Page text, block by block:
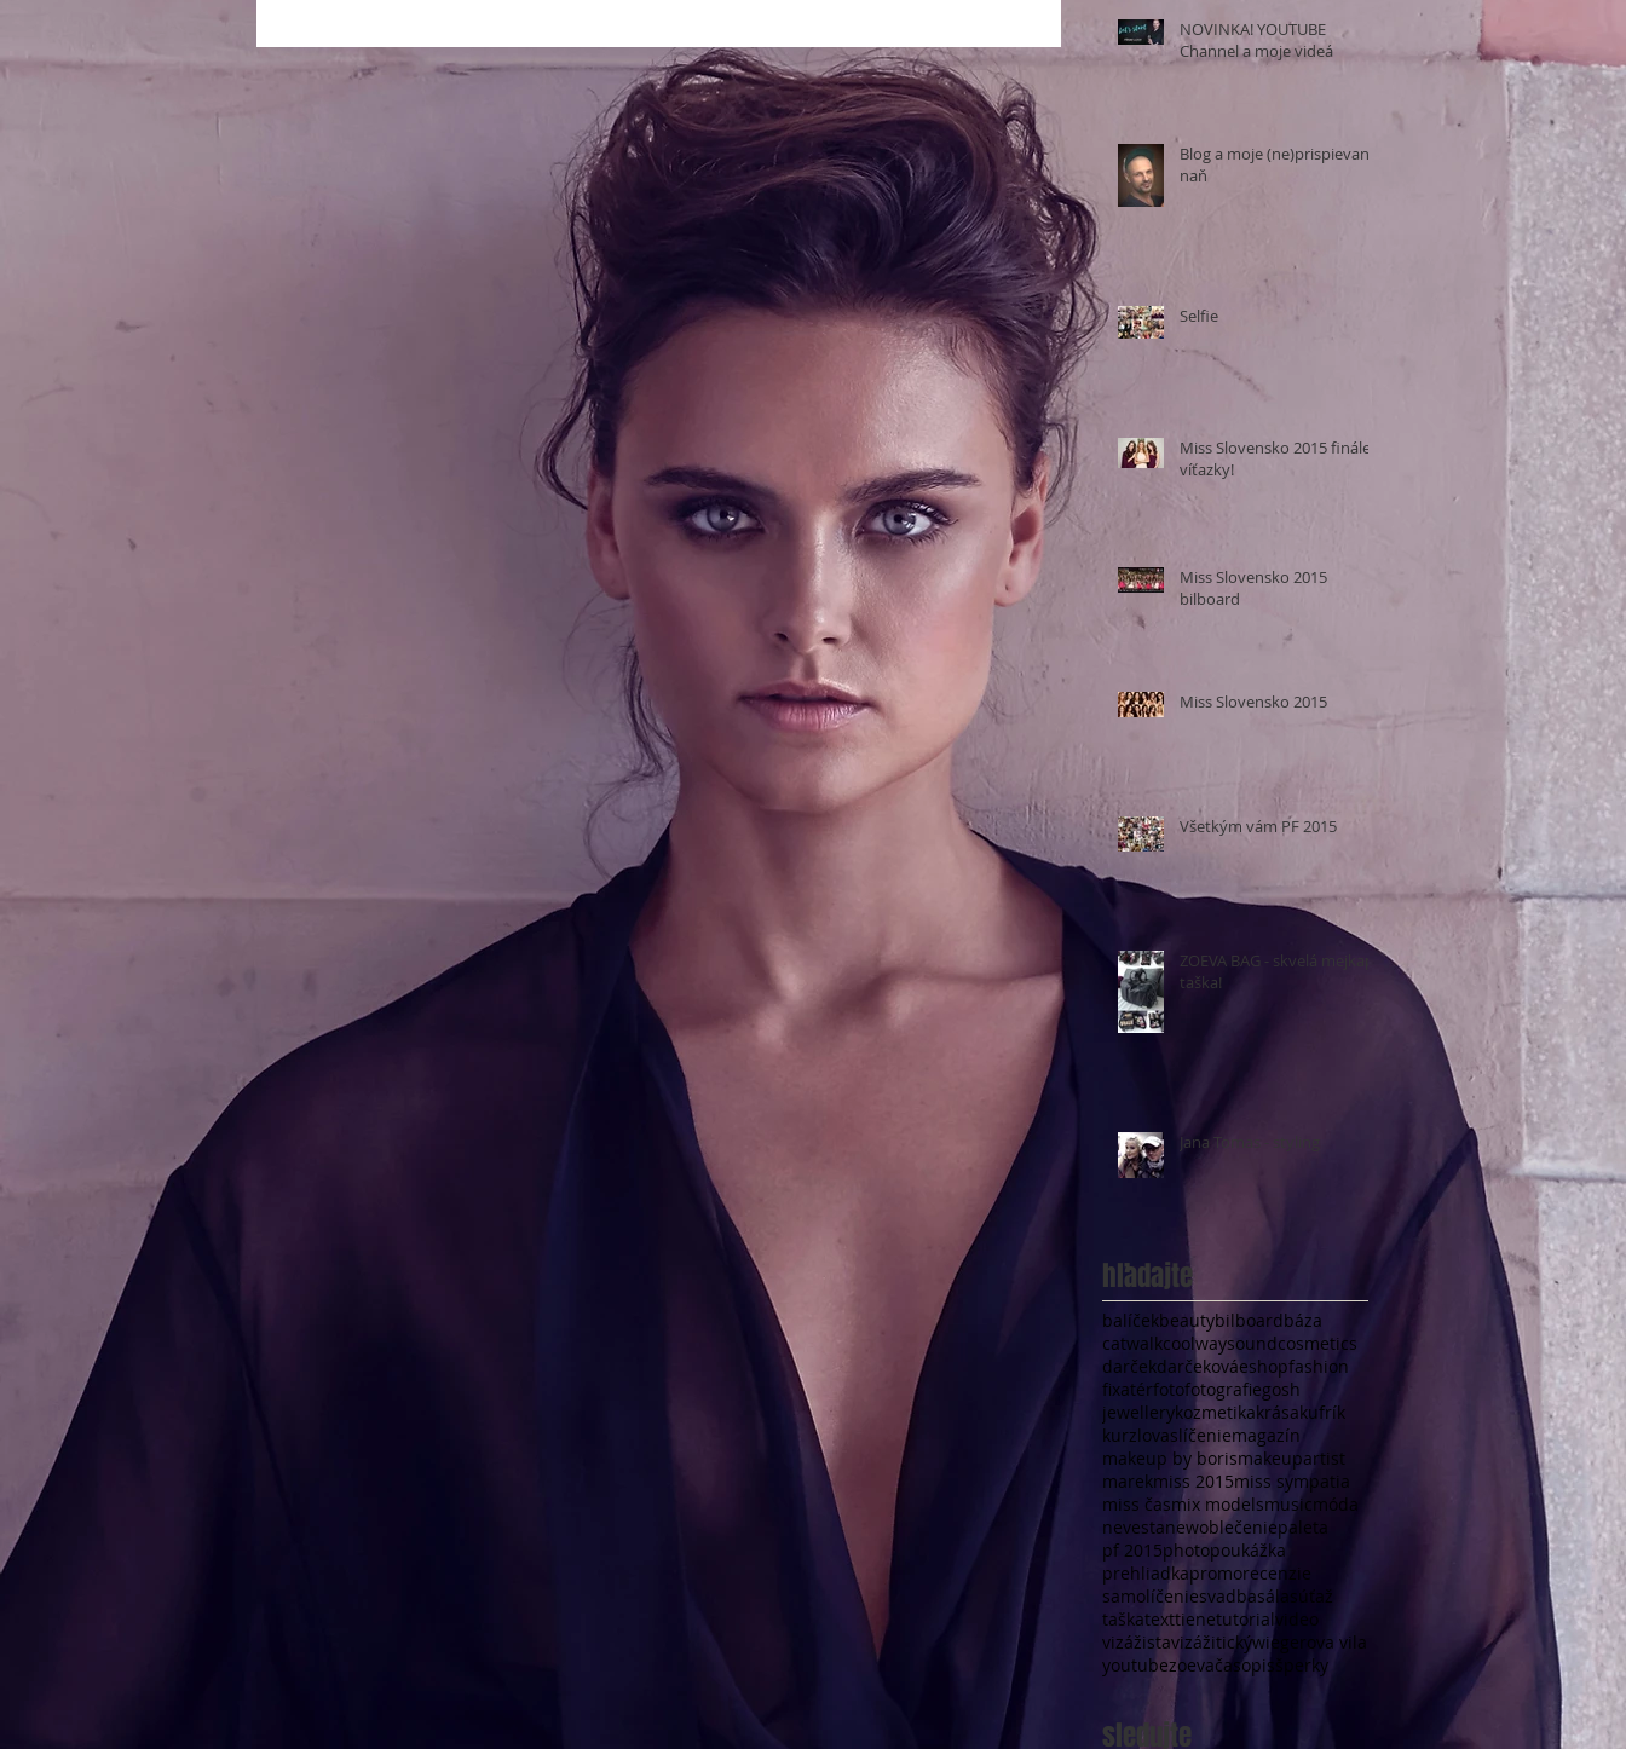
NOVINKA! YOUTUBE
Channel a moje videá
Blog a moje (ne)prispievanie
naň
Selfie
Miss Slovensko 2015 finále a
víťazky!
Miss Slovensko 2015
bilboard
Miss Slovensko 2015
Všetkým vám PF 2015
ZOEVA BAG - skvelá mejkap
taška!
Jana Tomas - styling
hľadajte
balíčekbeautybilboardbáza
catwalkcoolwaysoundcosmetics
darčekdarčekováeshopfashion
fixatérfotofotografiegosh
jewellerykozmetikakrásakufrík
kurzlovaslíčeniemagazín
makeup by borismakeupartist
marekmiss 2015miss sympatia
miss časmix modelsmusicmóda
nevestanewoblečeniepaleta
pf 2015photopoukážka
prehliadkapromorecenzie
samolíčeniesvadbasálasúťaž
taškatexttienetutorialvideo
vizážistavizážitickýwiegerova vila
youtubezoevačasopis šperky
sledujte